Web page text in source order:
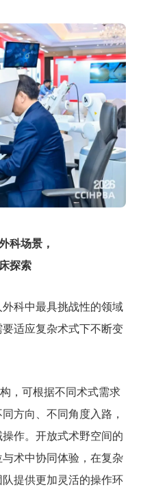
科场景，
探索
科中最具挑战性的领域
适应复杂术式下不断变
，可根据不同术式需求
方向、不同角度入路，
作。开放式术野空间的
术中协同体验，在复杂
提供更加灵活的操作环